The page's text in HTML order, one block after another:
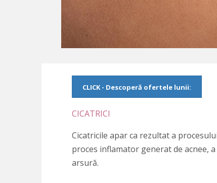
CLICK - Descoperă ofertele lunii:
CICATRICI
Cicatricile apar ca rezultat a
proces inflamator generat de acnee,
arsură.